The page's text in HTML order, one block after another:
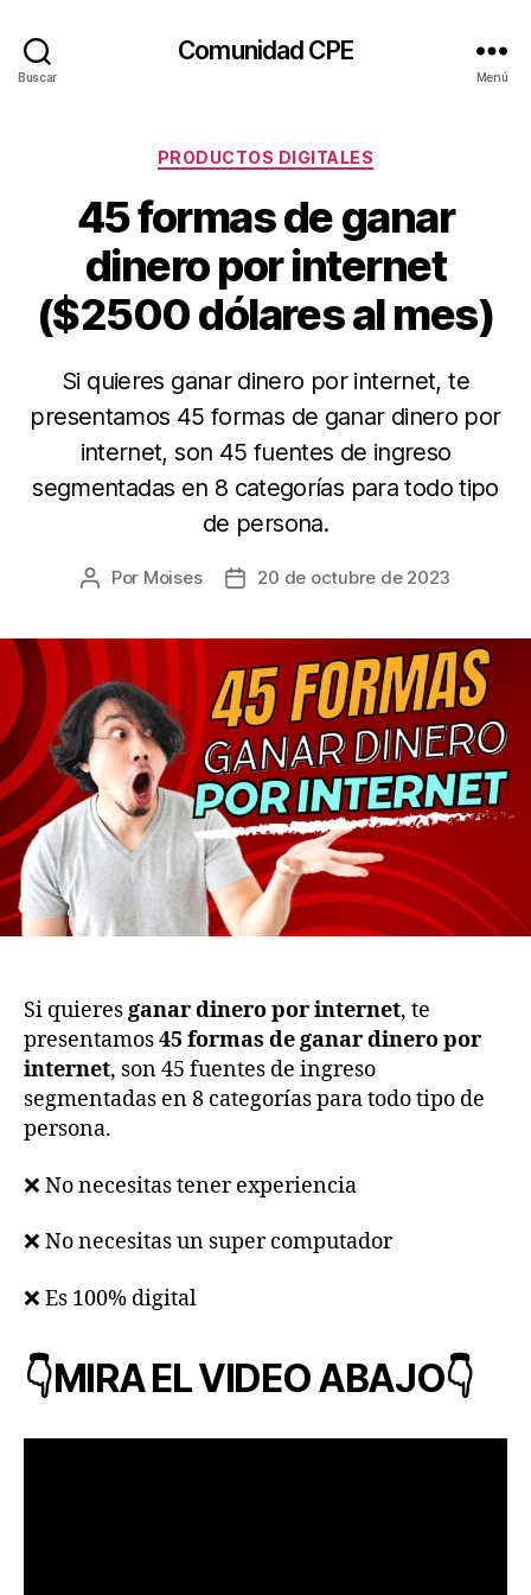
Buscar
Comunidad CPE
Menú
Categorías
PRODUCTOS DIGITALES
45 formas de ganar
dinero por internet
($2500 dólares al mes)
Si quieres ganar dinero por internet, te
presentamos 45 formas de ganar dinero por
internet, son 45 fuentes de ingreso
segmentadas en 8 categorías para todo tipo
de persona.
Autor
entrada
Por Moises
Fecha20 de octubre de 2023
Si quieresganar dinero por internet, te
presentamos45 formas de ganar dinero por
internet, son 45 fuentes de ingreso
segmentadas en 8 categorías para todo tipo de
persona.
❌ No necesitas tener experiencia
❌ No necesitas un super computador
❌ Es 100% digital
👇MIRA EL VIDEO ABAJO👇